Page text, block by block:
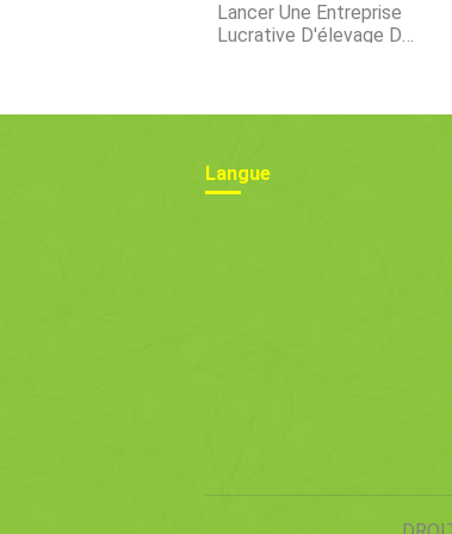
Lancer Une Entreprise
Lucrative D'élevage De
Langue